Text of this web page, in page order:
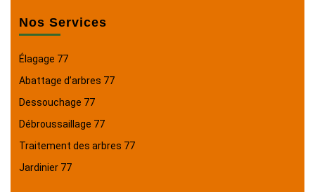
Nos Services
Élagage 77
Abattage d’arbres 77
Dessouchage 77
Débroussaillage 77
Traitement des arbres 77
Jardinier 77